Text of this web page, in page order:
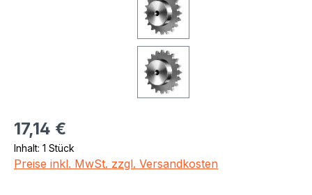
Regulärer Preis:
17,14 €
Inhalt: 1 Stück
Preise inkl. MwSt. zzgl. Versandkosten